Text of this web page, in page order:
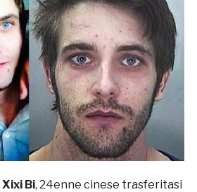
Xixi Bi, 24enne cinese trasferitasi